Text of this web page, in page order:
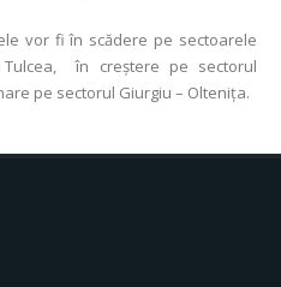
vor fi în scădere pe sectoarele
în creștere pe sectorul
pe sectorul Giurgiu – Olteniţa.